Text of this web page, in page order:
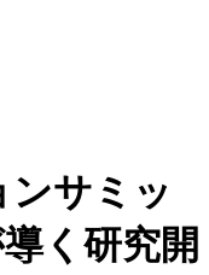
サミッ
く研究開